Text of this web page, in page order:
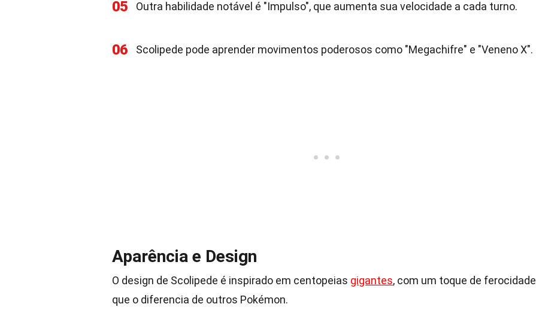
05 Outra habilidade notável é "Impulso", que aumenta sua velocidade a cada turno.
06 Scolipede pode aprender movimentos poderosos como "Megachifre" e "Veneno X".
Aparência e Design
O design de Scolipede é inspirado em centopeias gigantes, com um toque de ferocidade
que o diferencia de outros Pokémon.